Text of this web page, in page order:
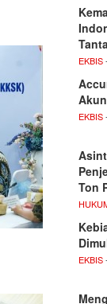
EKBIS
EKBIS
Ton
EKBIS